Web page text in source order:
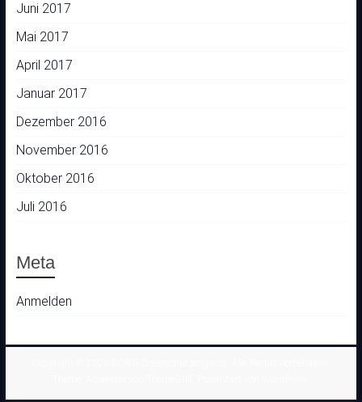
Juni 2017
Mai 2017
April 2017
Januar 2017
Dezember 2016
November 2016
Oktober 2016
Juli 2016
Meta
Anmelden